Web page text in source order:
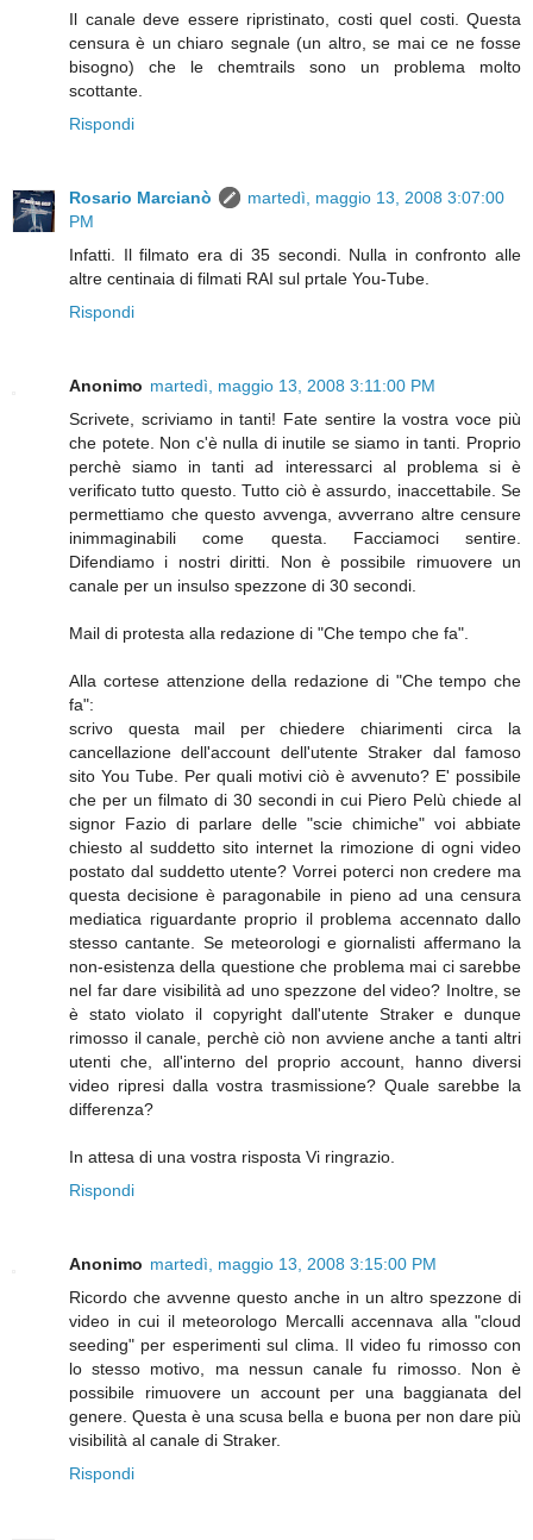
Il canale deve essere ripristinato, costi quel costi. Questa
censura è un chiaro segnale (un altro, se mai ce ne fosse
bisogno) che le chemtrails sono un problema molto
scottante.
Rispondi
Rosario Marcianò
martedì, maggio 13, 2008 3:07:00
PM
Infatti. Il filmato era di 35 secondi. Nulla in confronto alle
altre centinaia di filmati RAI sul prtale You-Tube.
Rispondi
Anonimo martedì, maggio 13, 2008 3:11:00 PM
Scrivete, scriviamo in tanti! Fate sentire la vostra voce più
che potete. Non c'è nulla di inutile se siamo in tanti. Proprio
perchè siamo in tanti ad interessarci al problema si è
verificato tutto questo. Tutto ciò è assurdo, inaccettabile. Se
permettiamo che questo avvenga, avverrano altre censure
inimmaginabili come questa. Facciamoci sentire.
Difendiamo i nostri diritti. Non è possibile rimuovere un
canale per un insulso spezzone di 30 secondi.
Mail di protesta alla redazione di "Che tempo che fa".
Alla cortese attenzione della redazione di "Che tempo che
fa":
scrivo questa mail per chiedere chiarimenti circa la
cancellazione dell'account dell'utente Straker dal famoso
sito You Tube. Per quali motivi ciò è avvenuto? E' possibile
che per un filmato di 30 secondi in cui Piero Pelù chiede al
signor Fazio di parlare delle "scie chimiche" voi abbiate
chiesto al suddetto sito internet la rimozione di ogni video
postato dal suddetto utente? Vorrei poterci non credere ma
questa decisione è paragonabile in pieno ad una censura
mediatica riguardante proprio il problema accennato dallo
stesso cantante. Se meteorologi e giornalisti affermano la
non-esistenza della questione che problema mai ci sarebbe
nel far dare visibilità ad uno spezzone del video? Inoltre, se
è stato violato il copyright dall'utente Straker e dunque
rimosso il canale, perchè ciò non avviene anche a tanti altri
utenti che, all'interno del proprio account, hanno diversi
video ripresi dalla vostra trasmissione? Quale sarebbe la
differenza?
In attesa di una vostra risposta Vi ringrazio.
Rispondi
Anonimo martedì, maggio 13, 2008 3:15:00 PM
Ricordo che avvenne questo anche in un altro spezzone di
video in cui il meteorologo Mercalli accennava alla "cloud
seeding" per esperimenti sul clima. Il video fu rimosso con
lo stesso motivo, ma nessun canale fu rimosso. Non è
possibile rimuovere un account per una baggianata del
genere. Questa è una scusa bella e buona per non dare più
visibilità al canale di Straker.
Rispondi